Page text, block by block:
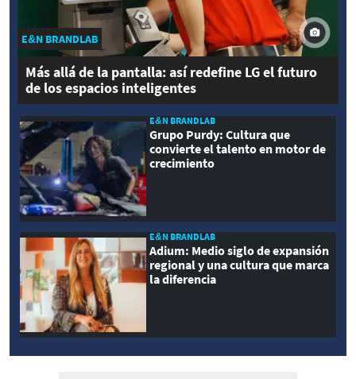
E&N BRANDLAB
Más allá de la pantalla: así redefine LG el futuro
de los espacios inteligentes
E&N BRANDLAB
Grupo Purdy: Cultura que
convierte el talento en motor de
crecimiento
E&N BRANDLAB
Adium: Medio siglo de expansión
regional y una cultura que marca
la diferencia